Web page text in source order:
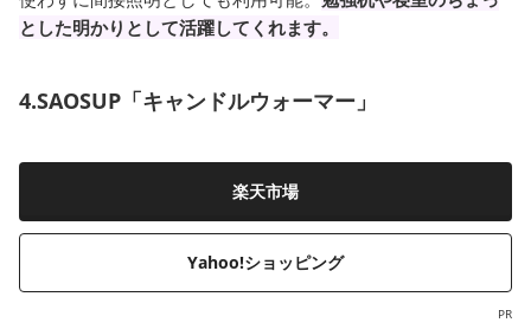
とした明かりとして活躍してくれます。
4.SAOSUP「キャンドルウォーマー」
楽天市場
Yahoo!ショッピング
PR